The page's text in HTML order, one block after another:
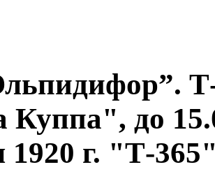
Т-
Куппа", до
1920 г. "Т-